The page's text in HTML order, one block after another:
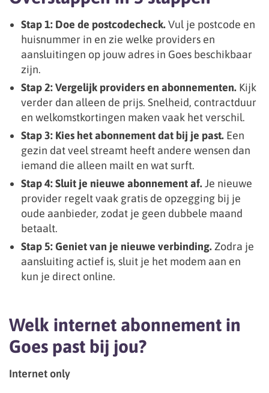
Stap 1: Doe de postcodecheck.Vul je postcode en
huisnummer in en zie welke providers en
aansluitingen op jouw adres in Goes beschikbaar
zijn.
Stap 2: Vergelijk providers en abonnementen. Kijk
verder dan alleen de prijs. Snelheid, contractduur
en welkomstkortingen maken vaak het verschil.
Stap 3: Kies het abonnement dat bij je past. Een
gezin dat veel streamt heeft andere wensen dan
iemand die alleen mailt en wat surft.
Stap 4: Sluit je nieuwe abonnement af.Je nieuwe
provider regelt vaak gratis de opzegging bij je
oude aanbieder, zodat je geen dubbele maand
betaalt.
Stap 5: Geniet van je nieuwe verbinding.Zodra je
aansluiting actief is, sluit je het modem aan en
kun je direct online.
Welk internet abonnement in
Goes past bij jou?
Internet only